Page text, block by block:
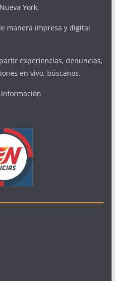
York.
manera impresa y digital
experiencias, denuncias,
en vivo, búscanos.
Información